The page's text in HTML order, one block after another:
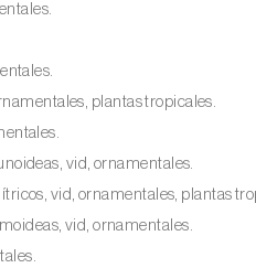
plantas tropicales.
vid, ornamentales.
vid, ornamentales, plantas
vid, ornamentales.